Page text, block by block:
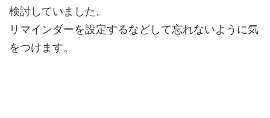
検討していました。
リマインダーを設定するなどして忘れないように気
をつけます。